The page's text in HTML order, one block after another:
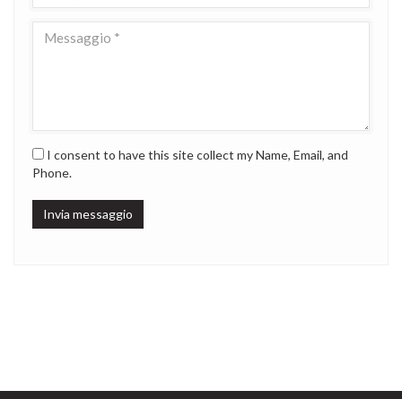
I consent to have this site collect my Name, Email, and
Phone.
Invia messaggio